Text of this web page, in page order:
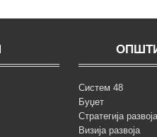
Систем 48
Буџет
Стратегија
Визија развоја